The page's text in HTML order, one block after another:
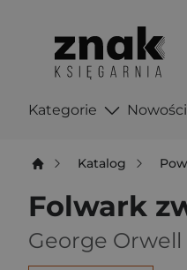
Kategorie Nowości
Katalog
Folwark
George Orwell